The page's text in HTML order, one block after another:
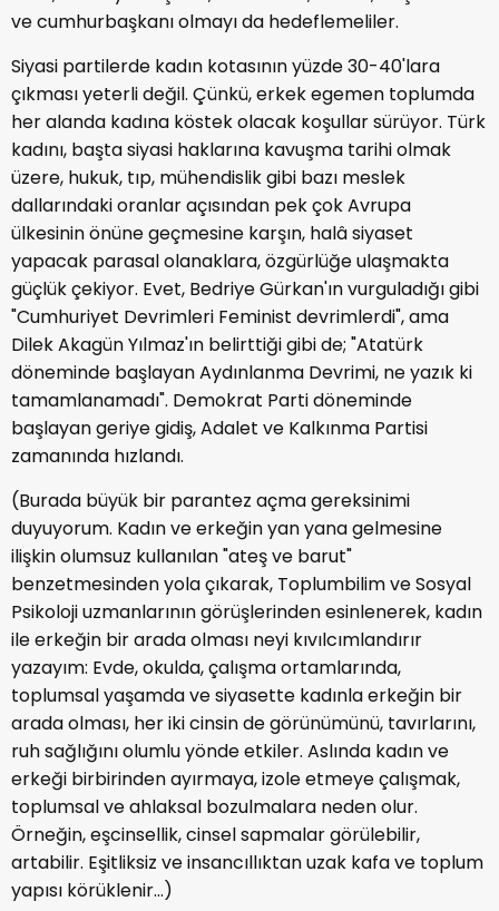
ve cumhurbaşkanı olmayı da hedeflemeliler.
Siyasi partilerde kadın kotasının yüzde 30-40'lara
çıkması yeterli değil. Çünkü, erkek egemen toplumda
her alanda kadına köstek olacak koşullar sürüyor. Türk
kadını, başta siyasi haklarına kavuşma tarihi olmak
üzere, hukuk, tıp, mühendislik gibi bazı meslek
dallarındaki oranlar açısından pek çok Avrupa
ülkesinin önüne geçmesine karşın, halâ siyaset
yapacak parasal olanaklara, özgürlüğe ulaşmakta
güçlük çekiyor. Evet, Bedriye Gürkan'ın vurguladığı gibi
"Cumhuriyet Devrimleri Feminist devrimlerdi", ama
Dilek Akagün Yılmaz'ın belirttiği gibi de; "Atatürk
döneminde başlayan Aydınlanma Devrimi, ne yazık ki
tamamlanamadı". Demokrat Parti döneminde
başlayan geriye gidiş, Adalet ve Kalkınma Partisi
zamanında hızlandı.
(Burada büyük bir parantez açma gereksinimi
duyuyorum. Kadın ve erkeğin yan yana gelmesine
ilişkin olumsuz kullanılan "ateş ve barut"
benzetmesinden yola çıkarak, Toplumbilim ve Sosyal
Psikoloji uzmanlarının görüşlerinden esinlenerek, kadın
ile erkeğin bir arada olması neyi kıvılcımlandırır
yazayım: Evde, okulda, çalışma ortamlarında,
toplumsal yaşamda ve siyasette kadınla erkeğin bir
arada olması, her iki cinsin de görünümünü, tavırlarını,
ruh sağlığını olumlu yönde etkiler. Aslında kadın ve
erkeği birbirinden ayırmaya, izole etmeye çalışmak,
toplumsal ve ahlaksal bozulmalara neden olur.
Örneğin, eşcinsellik, cinsel sapmalar görülebilir,
artabilir. Eşitliksiz ve insancıllıktan uzak kafa ve toplum
yapısı körüklenir...)